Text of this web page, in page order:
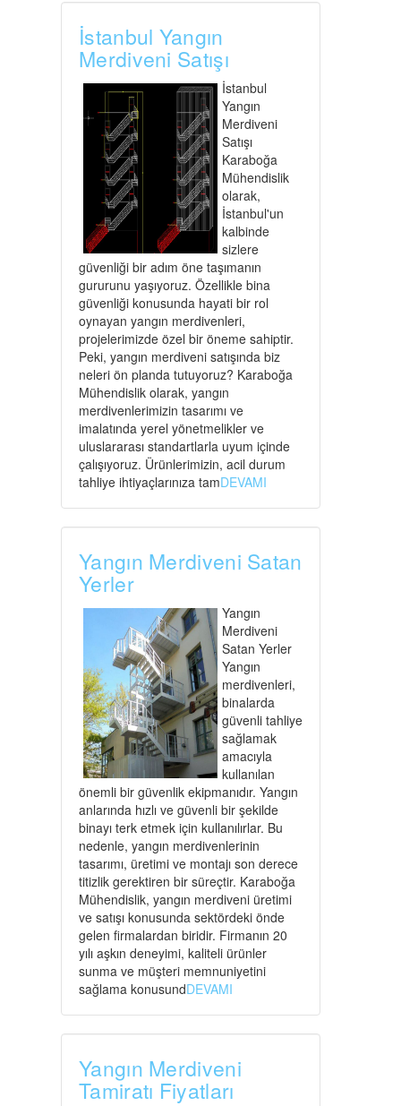
İstanbul Yangın
Merdiveni Satışı
İstanbul
Yangın
Merdiveni
Satışı
Karaboğa
Mühendislik
olarak,
İstanbul'un
kalbinde
sizlere
güvenliği bir adım öne taşımanın
gururunu yaşıyoruz. Özellikle bina
güvenliği konusunda hayati bir rol
oynayan yangın merdivenleri,
projelerimizde özel bir öneme sahiptir.
Peki, yangın merdiveni satışında biz
neleri ön planda tutuyoruz? Karaboğa
Mühendislik olarak, yangın
merdivenlerimizin tasarımı ve
imalatında yerel yönetmelikler ve
uluslararası standartlarla uyum içinde
çalışıyoruz. Ürünlerimizin, acil durum
tahliye ihtiyaçlarınıza tamDEVAMI
Yangın Merdiveni Satan
Yerler
Yangın
Merdiveni
Satan Yerler
Yangın
merdivenleri,
binalarda
güvenli tahliye
sağlamak
amacıyla
kullanılan
önemli bir güvenlik ekipmanıdır. Yangın
anlarında hızlı ve güvenli bir şekilde
binayı terk etmek için kullanılırlar. Bu
nedenle, yangın merdivenlerinin
tasarımı, üretimi ve montajı son derece
titizlik gerektiren bir süreçtir. Karaboğa
Mühendislik, yangın merdiveni üretimi
ve satışı konusunda sektördeki önde
gelen firmalardan biridir. Firmanın 20
yılı aşkın deneyimi, kaliteli ürünler
sunma ve müşteri memnuniyetini
sağlama konusundDEVAMI
Yangın Merdiveni
Tamiratı Fiyatları